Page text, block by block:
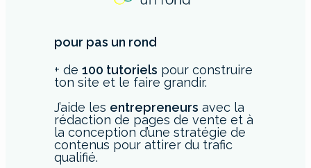
pour pas un rond
+ de 100 tutoriels pour construire
ton site et le faire grandir.
J’aide les entrepreneurs avec la
rédaction de pages de vente et à
la conception d’une stratégie de
contenus pour attirer du trafic
qualifié.